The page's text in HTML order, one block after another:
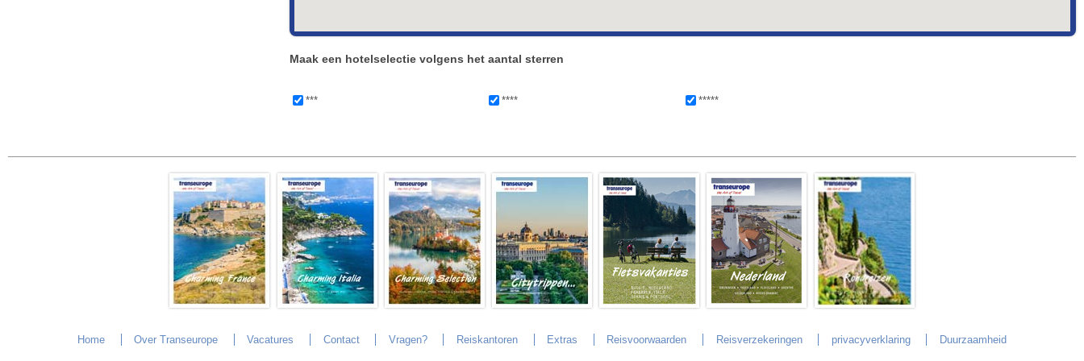
Maak een hotelselectie volgens het aantal sterren
*** **** *****
Home Over Transeurope Vacatures Contact Vragen? Reiskantoren Extras Reisvoorwaarden Reisverzekeringen privacyverklaring Duurzaamheid